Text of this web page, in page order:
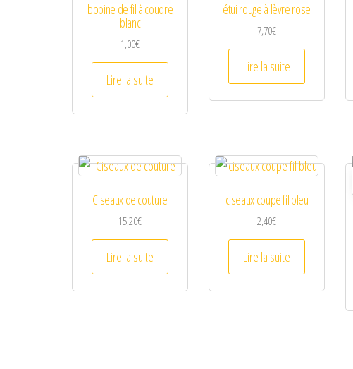
bobine de fil à coudre
blanc
1,00€
Lire la suite
étui rouge à lèvre rose
7,70€
Lire la suite
Ciseaux de couture
15,20€
Lire la suite
ciseaux coupe fil bleu
2,40€
Lire la suite